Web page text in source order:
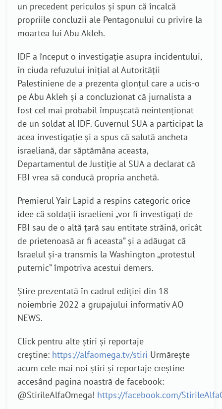
un precedent periculos și spun că încalcă
propriile concluzii ale Pentagonului cu privire la
moartea lui Abu Akleh.
IDF a început o investigație asupra incidentului,
în ciuda refuzului inițial al Autorității
Palestiniene de a prezenta glonțul care a ucis-o
pe Abu Akleh și a concluzionat că jurnalista a
fost cel mai probabil împușcată neintenționat
de un soldat al IDF. Guvernul SUA a participat la
acea investigație și a spus că salută ancheta
israeliană, dar săptămâna aceasta,
Departamentul de Justiție al SUA a declarat că
FBI vrea să conducă propria anchetă.
Premierul Yair Lapid a respins categoric orice
idee că soldații israelieni „vor fi investigați de
FBI sau de o altă țară sau entitate străină, oricât
de prietenoasă ar fi aceasta” și a adăugat că
Israelul și-a transmis la Washington „protestul
puternic” împotriva acestui demers.
Știre prezentată în cadrul ediției din 18
noiembrie 2022 a grupajului informativ AO
NEWS.
Click pentru alte știri și reportaje
creștine: https://alfaomega.tv/stiri Urmărește
acum cele mai noi știri și reportaje creștine
accesând pagina noastră de facebook:
@StirileAlfaOmega! https://facebook.com/